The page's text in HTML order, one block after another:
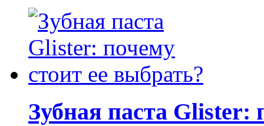
Зубная паста Glister: